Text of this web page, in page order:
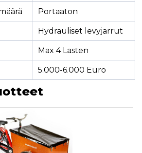
Portaaton
Hydrauliset levyjarrut
Max 4 Lasten
5.000-6.000 Euro